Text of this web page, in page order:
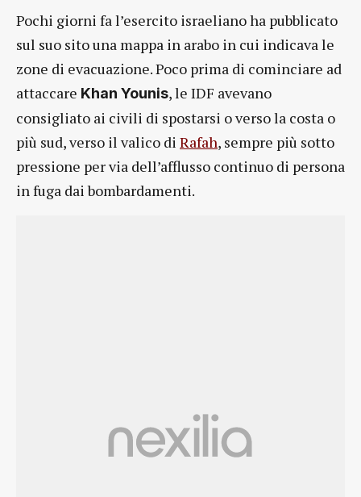
Pochi giorni fa l’esercito israeliano ha pubblicato
sul suo sito una mappa in arabo in cui indicava le
zone di evacuazione. Poco prima di cominciare ad
attaccare Khan Younis, le IDF avevano
consigliato ai civili di spostarsi o verso la costa o
più sud, verso il valico di Rafah, sempre più sotto
pressione per via dell’afflusso continuo di persona
in fuga dai bombardamenti.